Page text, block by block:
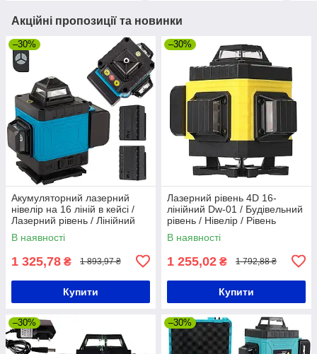
Акційні пропозиції та новинки
–30%
Акумуляторний лазерний
нівелір на 16 ліній в кейсі /
Лазерний рівень / Лінійний
нівелір
В наявності
1 325,78 ₴ 1 893,97 ₴
Купити
–30%
Лазерний рівень 4D 16-
лінійний Dw-01 / Будівельний
рівень / Нівелір / Рівень
лазерний
В наявності
1 255,02 ₴ 1 792,88 ₴
Купити
–30% –30%